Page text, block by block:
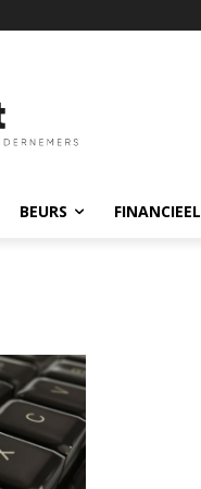
BEURS FINANCIEEL